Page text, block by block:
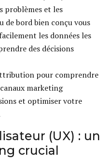
problèmes et les
de bord bien conçu vous
les données les
des décisions
pour comprendre
marketing
et optimiser votre
(UX) : un
crucial